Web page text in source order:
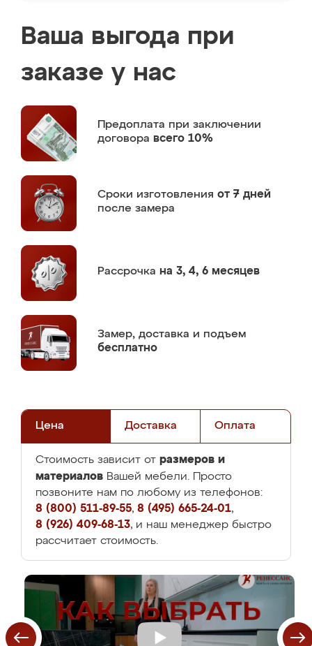
Ваша выгода при
заказе у нас
Предоплата при заключении
договора всего 10%
Сроки изготовления от 7 дней
после замера
Рассрочка на 3, 4, 6 месяцев
Замер, доставка и подъем
бесплатно
Цена Доставка Оплата
Стоимость зависит от размеров и
материалов Вашей мебели. Просто
позвоните нам по любому из телефонов:
8 (800) 511-89-55, 8 (495) 665-24-01,
8 (926) 409-68-13, и наш менеджер быстро
рассчитает стоимость.